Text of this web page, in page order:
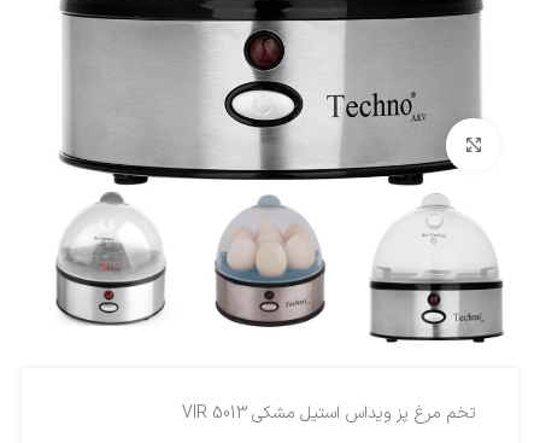
بزرگنمایی تصویر
تخم مرغ پز ويداس استيل مشکي VIR 5013